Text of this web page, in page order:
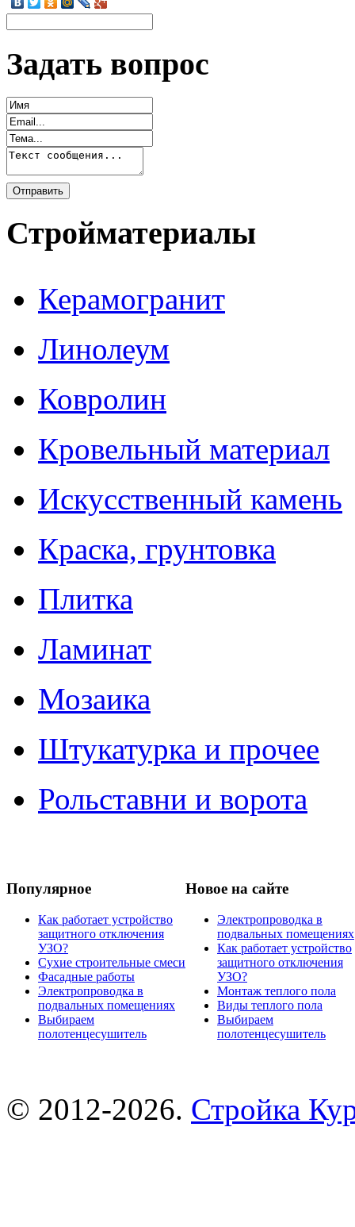
Задать вопрос
Стройматериалы
Керамогранит
Линолеум
Ковролин
Кровельный материал
Искусственный камень
Краска, грунтовка
Плитка
Ламинат
Мозаика
Штукатурка и прочее
Рольставни и ворота
Популярное
Как работает устройство
защитного отключения
УЗО?
Сухие строительные смеси
Фасадные работы
Электропроводка в
подвальных помещениях
Выбираем
полотенцесушитель
Новое на сайте
Электропроводка в
подвальных помещениях
Как работает устройство
защитного отключения
УЗО?
Монтаж теплого пола
Виды теплого пола
Выбираем
полотенцесушитель
© 2012-2026. Стройка